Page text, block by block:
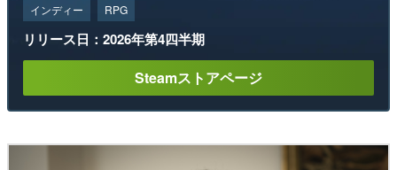
インディー RPG
リリース日：2026年第4四半期
Steamストアページ